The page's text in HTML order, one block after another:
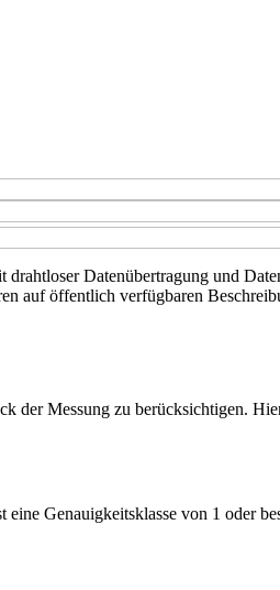
Datenübertragung und
auf öffentlich verfügbaren
der Messung zu berücksichtigen.
Genauigkeitsklasse von 1 oder